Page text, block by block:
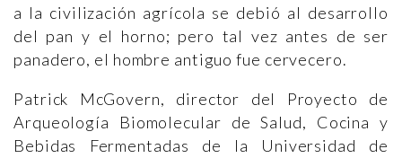
a la civilización agrícola se debió al desarrollo
del pan y el horno; pero tal vez antes de ser
panadero, el hombre antiguo fue cervecero.
Patrick McGovern, director del Proyecto de
Arqueología Biomolecular de Salud, Cocina y
Bebidas Fermentadas de la Universidad de